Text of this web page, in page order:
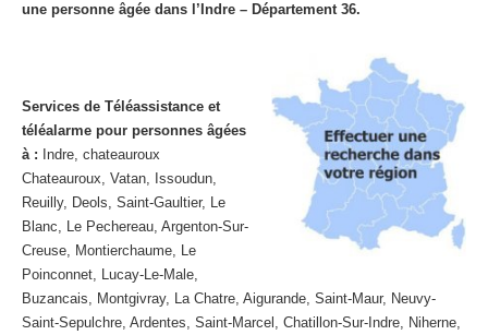
une personne âgée dans l’Indre – Département 36.
Services de Téléassistance et
téléalarme pour personnes âgées
à : Indre, chateauroux
Chateauroux, Vatan, Issoudun,
Reuilly, Deols, Saint-Gaultier, Le
Blanc, Le Pechereau, Argenton-Sur-
Creuse, Montierchaume, Le
Poinconnet, Lucay-Le-Male,
Buzancais, Montgivray, La Chatre, Aigurande, Saint-Maur, Neuvy-
Saint-Sepulchre, Ardentes, Saint-Marcel, Chatillon-Sur-Indre, Niherne,